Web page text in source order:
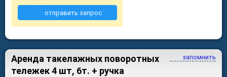
отправить запрос
запомнить
Аренда такелажных поворотных
тележек 4 шт, 6т. + ручка